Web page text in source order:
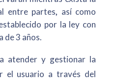
entre partes, así como
por la ley con
de 3 años.
atender y gestionar la
el usuario a través del